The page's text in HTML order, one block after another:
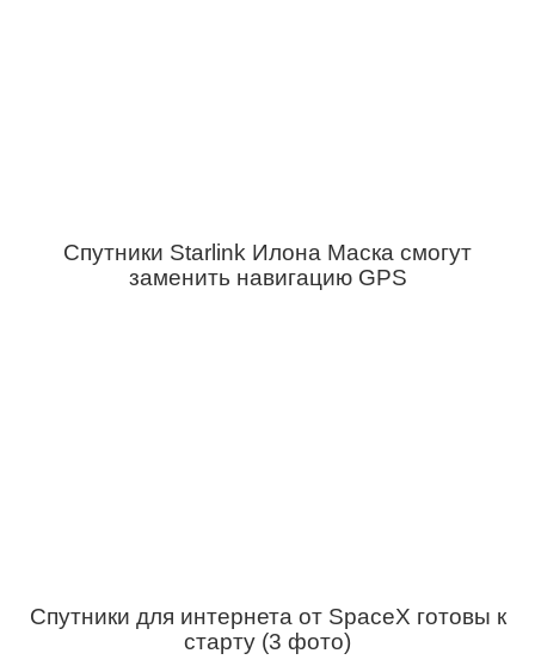
Спутники Starlink Илона Маска смогут
заменить навигацию GPS
Спутники для интернета от SpaceX готовы к
старту (3 фото)